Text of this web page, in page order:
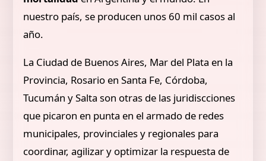
nuestro país, se producen unos 60 mil casos al
año.
La Ciudad de Buenos Aires, Mar del Plata en la
Provincia, Rosario en Santa Fe, Córdoba,
Tucumán y Salta son otras de las juridiscciones
que picaron en punta en el armado de redes
municipales, provinciales y regionales para
coordinar, agilizar y optimizar la respuesta de